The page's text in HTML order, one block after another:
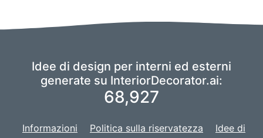
Idee di design per interni ed esterni
generate su InteriorDecorator.ai:
68,927
Informazioni Politica sulla riservatezza
Idee di